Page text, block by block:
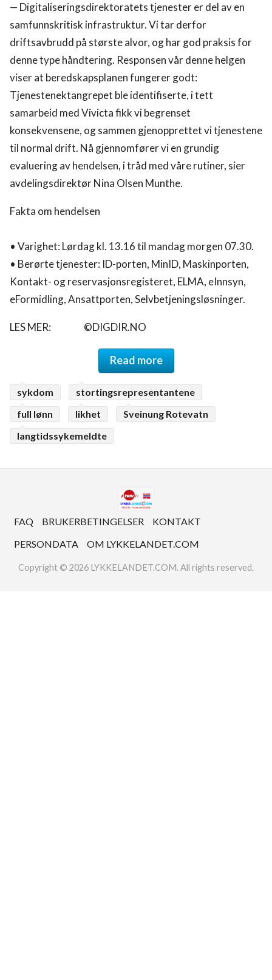
— Digitaliseringsdirektoratets tjenester er del av en
samfunnskritisk infrastruktur. Vi tar derfor
driftsavbrudd på største alvor, og har god praksis for
denne type håndtering. Responsen vår denne helgen
viser at beredskapsplanen fungerer godt:
Tjenestenektangrepet ble identifiserte, i tett
samarbeid med Vivicta fikk vi begrenset
konsekvensene, og sammen gjenopprettet vi tjenestene
til normal drift. Nå gjennomfører vi en grundig
evaluering av hendelsen, i tråd med våre rutiner, sier
avdelingsdirektør Nina Olsen Munthe.
Fakta om hendelsen
• Varighet: Lørdag kl. 13.16 til mandag morgen 07.30.
• Berørte tjenester: ID-porten, MinID, Maskinporten,
Kontakt- og reservasjonsregisteret, ELMA, eInnsyn,
eFormidling, Ansattporten, Selvbetjeningsløsninger.
LES MER: ©DIGDIR.NO
Read more
sykdom
stortingsrepresentantene
full lønn
likhet
Sveinung Rotevatn
langtidssykemeldte
FAQ BRUKERBETINGELSER
KONTAKT
PERSONDATA
OM LYKKELANDET.COM
Copyright © 2026 LYKKELANDET.COM. All rights reserved.